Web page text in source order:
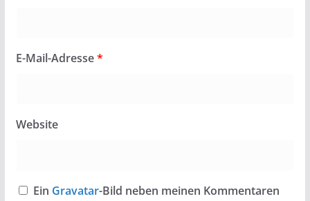
E-Mail-Adresse*
Website
Ein Gravatar-Bild neben meinen Kommentaren